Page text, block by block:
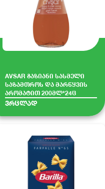
AVSAR გაზიანი სასმელი
საზამთროს და მარწყვის
არომატით 200მლ*24ც
ვრცლად